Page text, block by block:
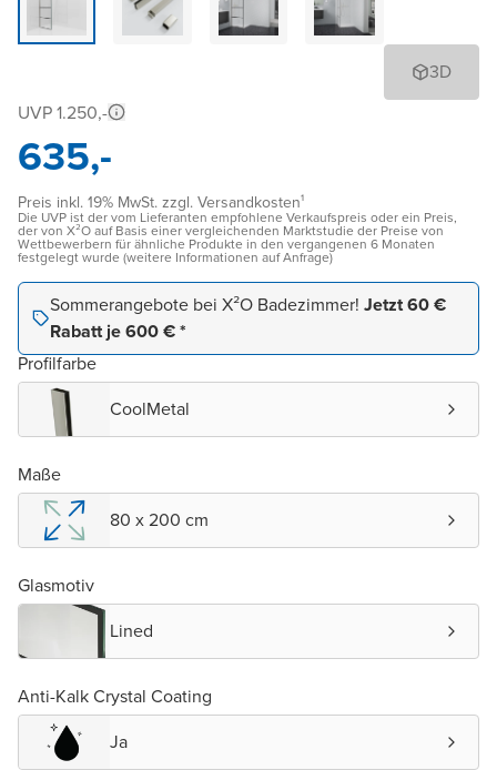
3D
UVP 1.250,-
635,-
Preis inkl. 19% MwSt. zzgl. Versandkosten¹
Die UVP ist der vom Lieferanten empfohlene Verkaufspreis oder ein Preis,
der von X²O auf Basis einer vergleichenden Marktstudie der Preise von
Wettbewerbern für ähnliche Produkte in den vergangenen 6 Monaten
festgelegt wurde (weitere Informationen auf Anfrage)
Sommerangebote bei X²O Badezimmer! Jetzt 60 €
Rabatt je 600 € *
Profilfarbe
CoolMetal
Maße
80 x 200 cm
Glasmotiv
Lined
Anti-Kalk Crystal Coating
Ja